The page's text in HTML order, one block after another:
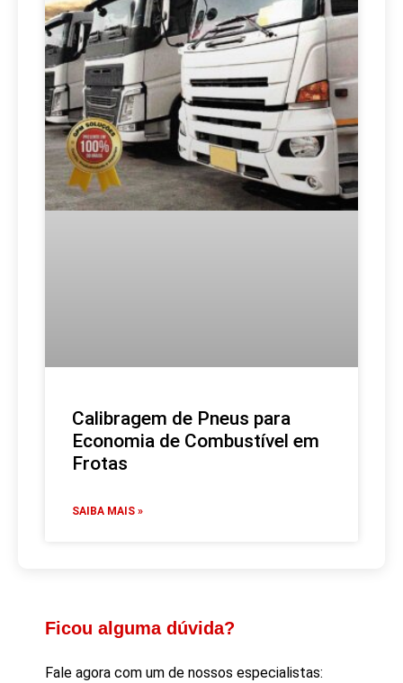
Calibragem de Pneus para
Economia de Combustível em
Frotas
SAIBA MAIS »
Ficou alguma dúvida?
Fale agora com um de nossos especialistas: